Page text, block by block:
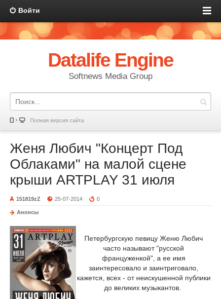
Войти
Datalife Engine
Softnews Media Group
Полная версия сайта
Женя Любич "Концерт Под
Облаками" на малой сцене
крыши ARTPLAY 31 июля
151819zZ 25-07-2014 0
Анонсы
Петербургскую певицу Женю Любич
часто называют "русской
француженкой", а ее имя
заинтересовало и заинтриговало,
кажется, всех - от неискушенной публики
до великих музыкантов.